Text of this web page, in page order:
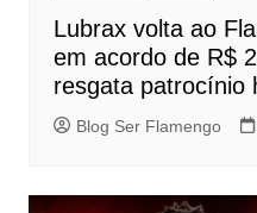
Lubrax volta ao
em acordo de R$
resgata patrocínio
Blog Ser Flamengo